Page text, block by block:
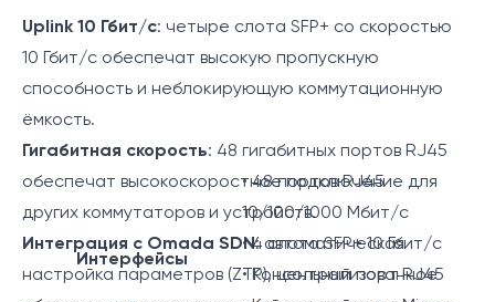
Uplink 10 Гбит/с: четыре слота SFP+ со скоростью
10 Гбит/с обеспечат высокую пропускную
способность и неблокирующую коммутационную
ёмкость.
Гигабитная скорость: 48 гигабитных портов RJ45
обеспечат высокоскоростное подключение для
других коммутаторов и устройств.
Интеграция с Omada SDN: автоматическая
настройка параметров (ZTP), централизованное
Интерфейсы
• 48 портов RJ45
10/100/1000 Мбит/с
• 4 слота SFP+ 10 Гбит/с
• Консольный порт RJ45